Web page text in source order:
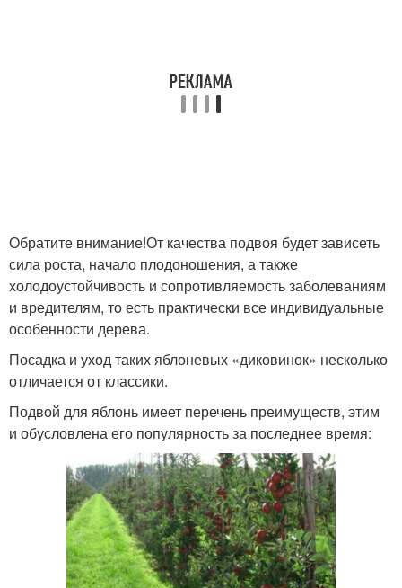
Обратите внимание!От качества подвоя будет зависеть
сила роста, начало плодоношения, а также
холодоустойчивость и сопротивляемость заболеваниям
и вредителям, то есть практически все индивидуальные
особенности дерева.
Посадка и уход таких яблоневых «диковинок» несколько
отличается от классики.
Подвой для яблонь имеет перечень преимуществ, этим
и обусловлена его популярность за последнее время: